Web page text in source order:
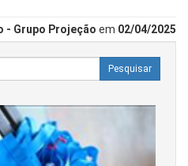
- Grupo Projeção em 02/04/2025
Pesquisar